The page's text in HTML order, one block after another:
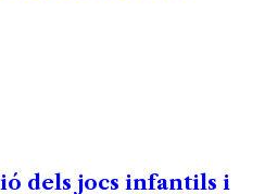
dels jocs infantils i